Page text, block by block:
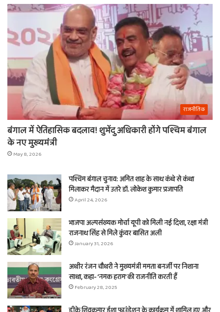
राजनीतिक
बंगाल में ऐतिहासिक बदलाव! शुभेंदु अधिकारी होंगे पश्चिम बंगाल
के नए मुख्यमंत्री
May 8, 2026
पश्चिम बंगाल चुनाव: अमित शाह के साथ कंधे से कंधा
मिलाकर मैदान में उतरे डॉ. लोकेश कुमार प्रजापति
April 24, 2026
भाजपा अल्पसंख्यक मोर्चा यूपी को मिली नई दिशा, रक्षा मंत्री
राजनाथ सिंह से मिले कुंवर बासित अली
January 31, 2026
अधीर रंजन चौधरी ने मुख्यमंत्री ममता बनर्जी पर निशाना
साधा, कहा- ‘नमक हराम’ की राजनीति करती हैं
February 28, 2025